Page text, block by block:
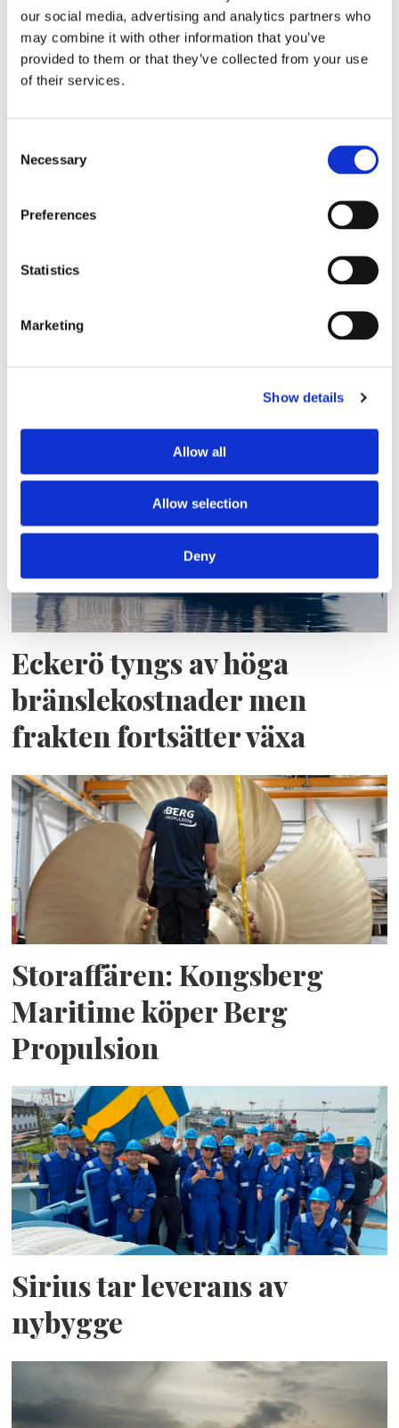
our social media, advertising and analytics partners who
may combine it with other information that you’ve
provided to them or that they’ve collected from your use
of their services.
Selection
Necessary
Preferences
Statistics
Marketing
Show details
Allow all
Allow selection
Deny
högt kostnadstryck
Tallink lyfter halvåret trots
pressade kostnader
Eckerö tyngs av höga
bränslekostnader men
frakten fortsätter växa
Storaffären: Kongsberg
Maritime köper Berg
Propulsion
Sirius tar leverans av
nybygge